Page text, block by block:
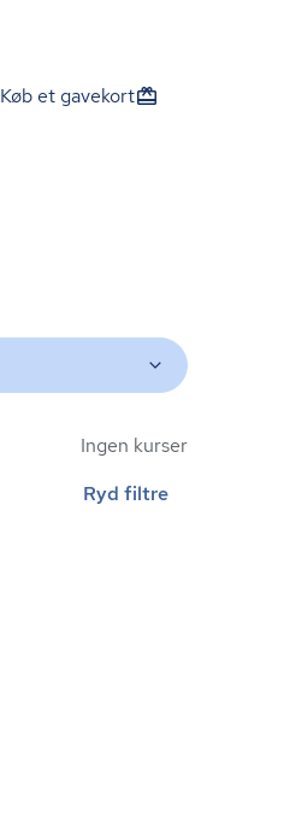
Køb et gavekort
Ingen kurser
Ryd filtre